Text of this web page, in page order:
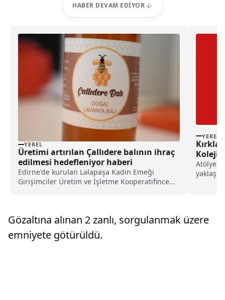
HABER DEVAM EDIYOR
YEREL
Üretimi artırılan Çallıdere balının ihraç
edilmesi hedefleniyor haberi
Edirne'de kurulan Lalapaşa Kadın Emeği
Girişimciler Üretim ve İşletme Kooperatifince
çeşitliliğe sahi...
YEREL
Koleji
Atölye
Gözaltına alınan 2 zanlı, sorgulanmak üzere
emniyete götürüldü.